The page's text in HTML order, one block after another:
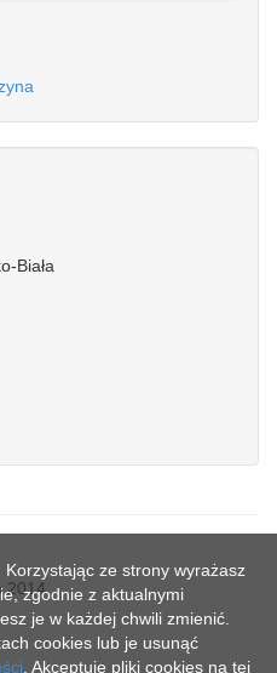
Biała
2014
ze strony wyrażasz
zgodnie z aktualnymi
je w każdej chwili zmienić.
cookies lub je usunąć
. Akceptuję pliki cookies na tej